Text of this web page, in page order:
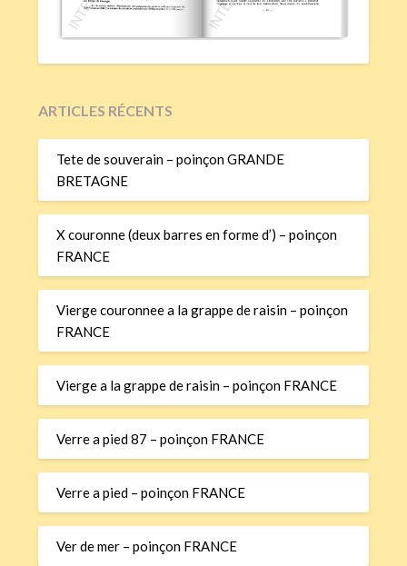
ARTICLES RÉCENTS
Tete de souverain – poinçon GRANDE
BRETAGNE
X couronne (deux barres en forme d’) – poinçon
FRANCE
Vierge couronnee a la grappe de raisin – poinçon
FRANCE
Vierge a la grappe de raisin – poinçon FRANCE
Verre a pied 87 – poinçon FRANCE
Verre a pied – poinçon FRANCE
Ver de mer – poinçon FRANCE